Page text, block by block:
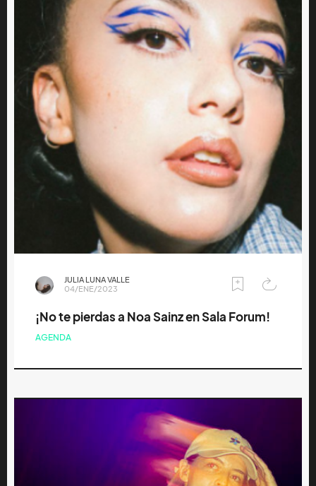
JULIA LUNA VALLE
04/ENE/2023
¡No te pierdas a Noa Sainz en Sala Forum!
AGENDA